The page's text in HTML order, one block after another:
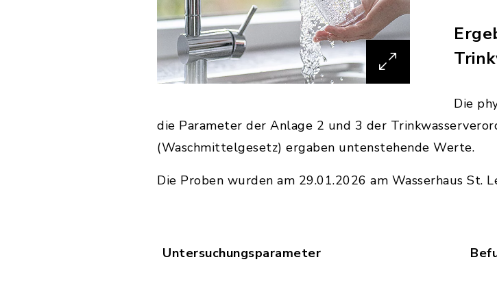
Die
die Parameter der Anlage 2 und 3 der
(Waschmittelgesetz) ergaben untenstehende Werte.
Die Proben wurden am 29.01.2026 am Wasserhaus St.
Untersuchungsparameter